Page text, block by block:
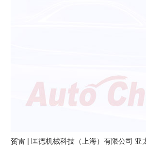
贺雷 | 匡德机械科技（上海）有限公司 亚